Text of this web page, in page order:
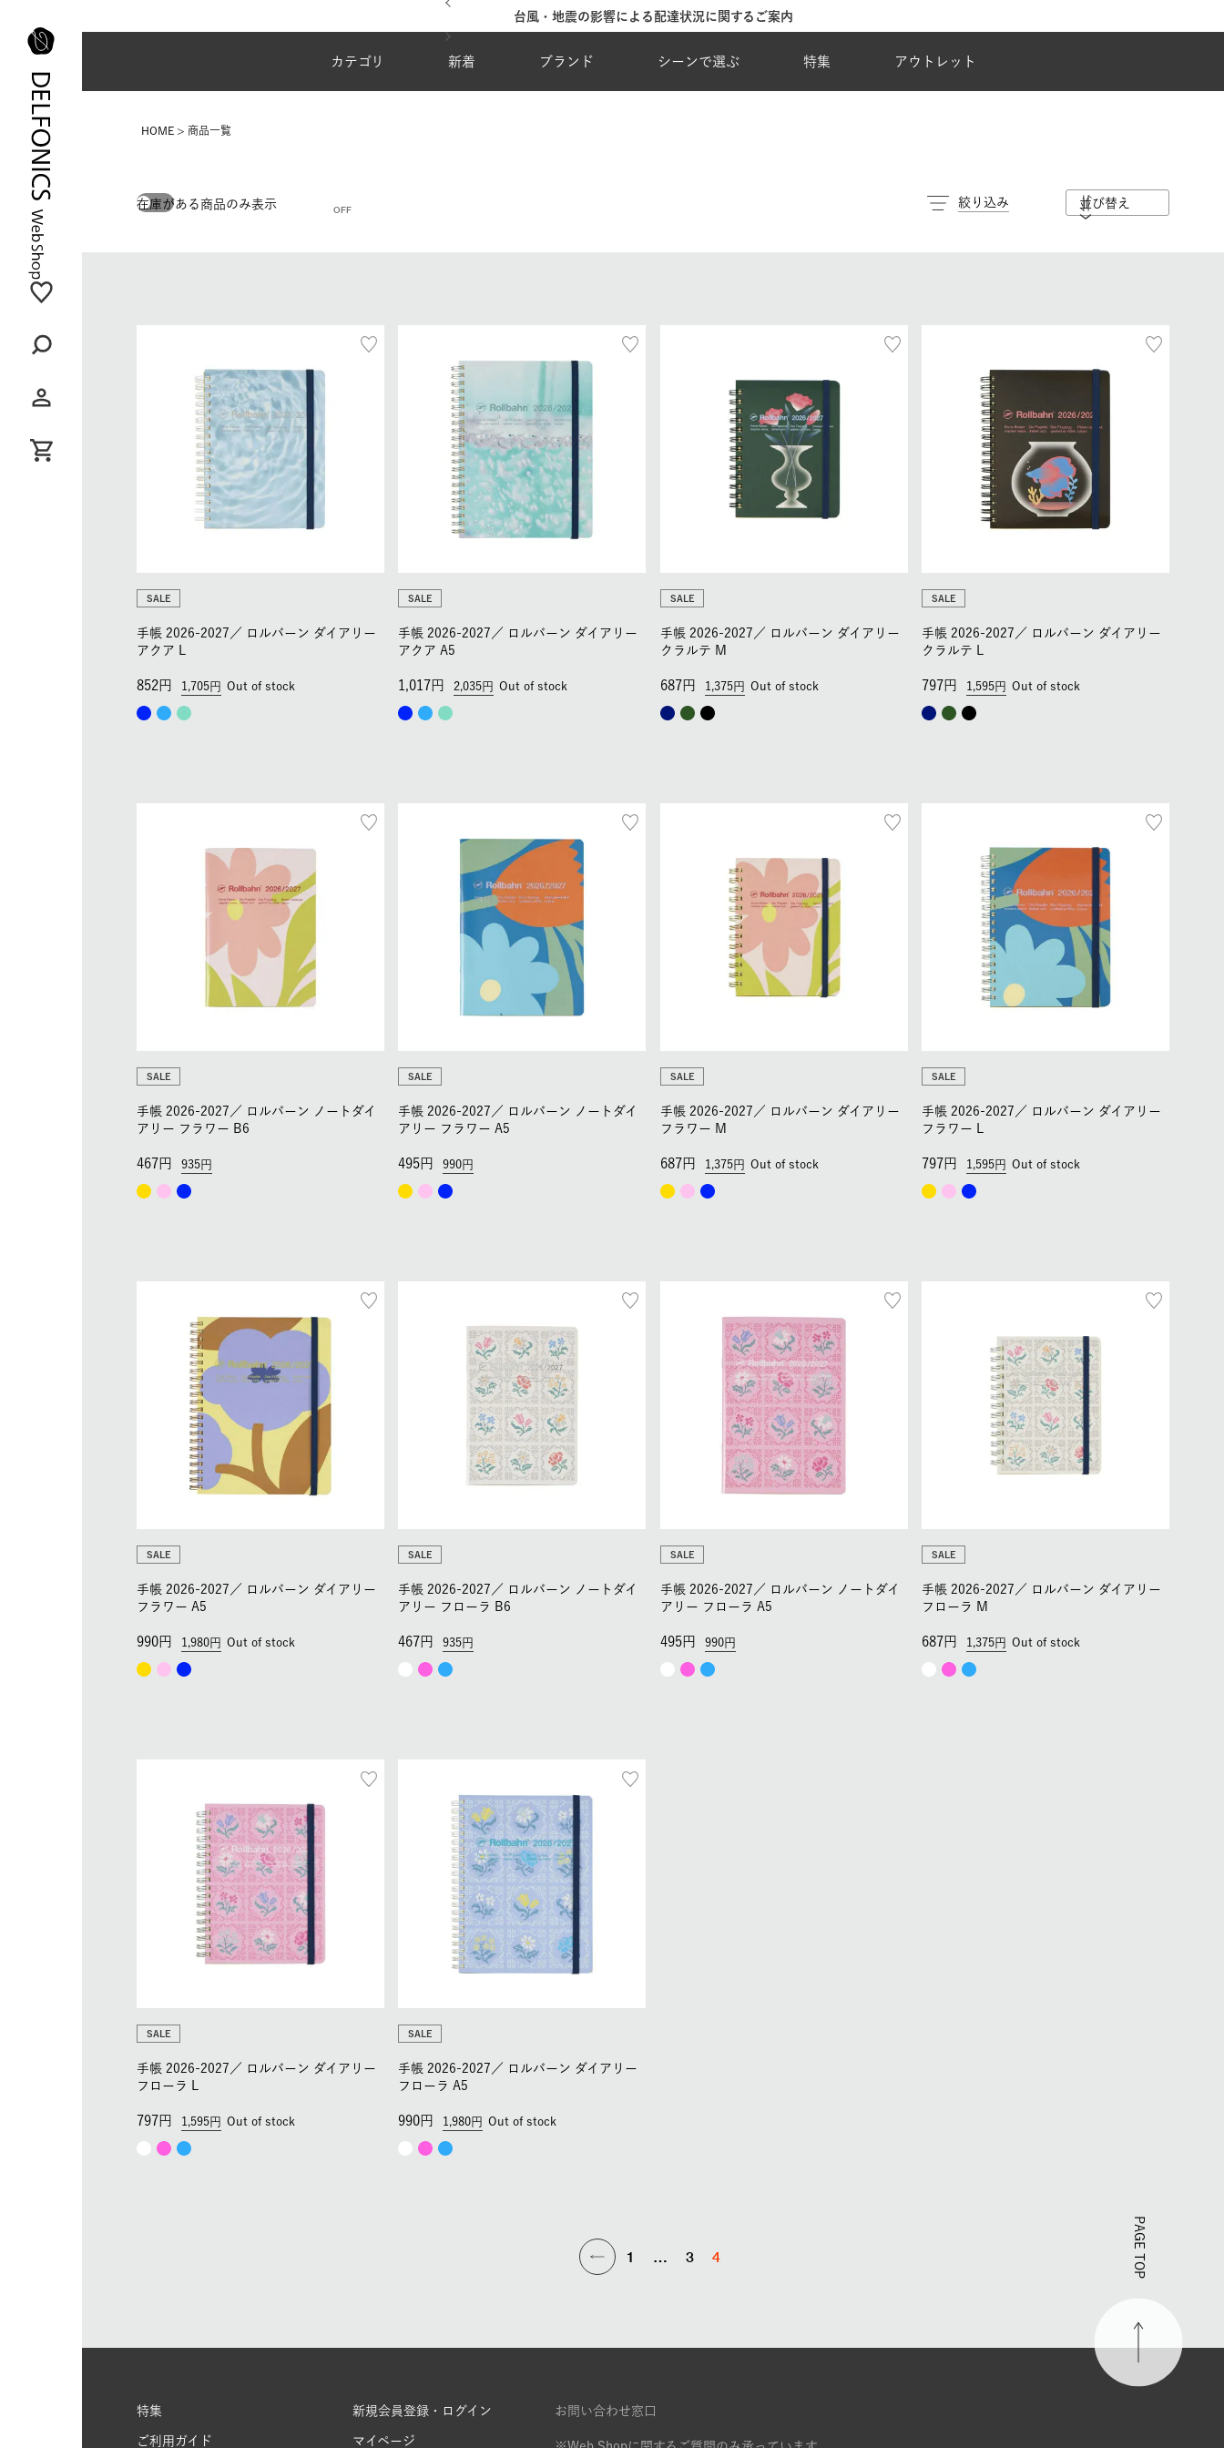
台風・地震の影響による配達状況に関するご案内
カテゴリ 新着 ブランド シーンで選ぶ 特集 アウトレット
HOME 商品一覧
在庫がある商品のみ表示 絞り込み 並び替え
SALE
手帳 2026-2027／
ロルバーン ダイアリー
アクア L
1,705
852 Out of stock
SALE
手帳 2026-2027／
ロルバーン ダイアリー
アクア A5
2,035
1,017 Out of stock
SALE
手帳 2026-2027／
ロルバーン ダイアリー
クラルテ M
1,375
687 Out of stock
SALE
手帳 2026-2027／
ロルバーン ダイアリー
クラルテ L
1,595
797 Out of stock
SALE
手帳 2026-2027／
ロルバーン ノートダイ
アリー フラワー B6
935
467
SALE
手帳 2026-2027／
ロルバーン ノートダイ
アリー フラワー A5
990
495
SALE
手帳 2026-2027／
ロルバーン ダイアリー
フラワー M
1,375
687 Out of stock
SALE
手帳 2026-2027／
ロルバーン ダイアリー
フラワー L
1,595
797 Out of stock
SALE
手帳 2026-2027／
ロルバーン ダイアリー
フラワー A5
1,980
990 Out of stock
SALE
手帳 2026-2027／
ロルバーン ノートダイ
アリー フローラ B6
935
467
SALE
手帳 2026-2027／
ロルバーン ノートダイ
アリー フローラ A5
990
495
SALE
手帳 2026-2027／
ロルバーン ダイアリー
フローラ M
1,375
687 Out of stock
SALE
手帳 2026-2027／ ロルバーン ダイアリー
フローラ L
1,595
797 Out of stock
SALE
手帳 2026-2027／ ロルバーン ダイアリー
フローラ A5
1,980
990 Out of stock
1 3 4 PAGE TOP
特集
ご利用ガイド
新規会員登録・ログイン
マイページ
お問い合わせ窓口